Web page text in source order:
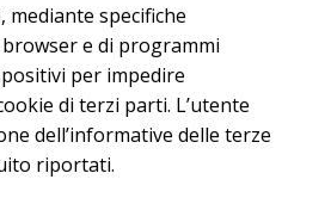
specifiche
e di programmi
per impedire
di terzi parti. L’utente
dell’informative delle terze
riportati.